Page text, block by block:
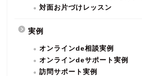
対面お片づけレッスン
実例
オンラインde相談実例
オンラインdeサポート実例
訪問サポート実例